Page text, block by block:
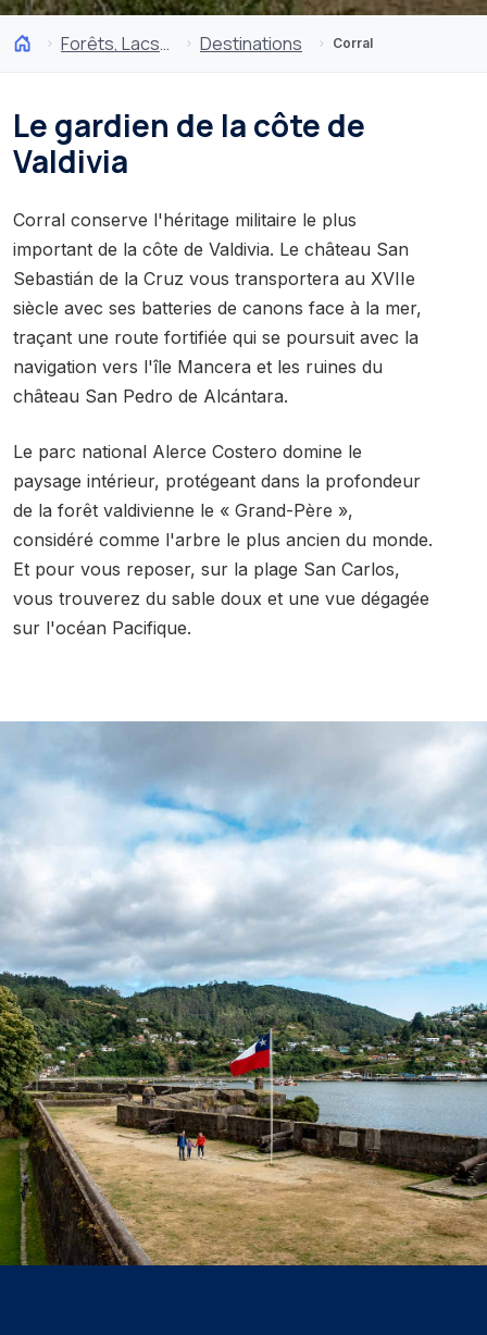
Forêts, Lacs et Volcans Destinations Corral
Le gardien de la côte de
Valdivia
Corral conserve l'héritage militaire le plus
important de la côte de Valdivia. Le château San
Sebastián de la Cruz vous transportera au XVIIe
siècle avec ses batteries de canons face à la mer,
traçant une route fortifiée qui se poursuit avec la
navigation vers l'île Mancera et les ruines du
château San Pedro de Alcántara.
Le parc national Alerce Costero domine le
paysage intérieur, protégeant dans la profondeur
de la forêt valdivienne le « Grand-Père »,
considéré comme l'arbre le plus ancien du monde.
Et pour vous reposer, sur la plage San Carlos,
vous trouverez du sable doux et une vue dégagée
sur l'océan Pacifique.